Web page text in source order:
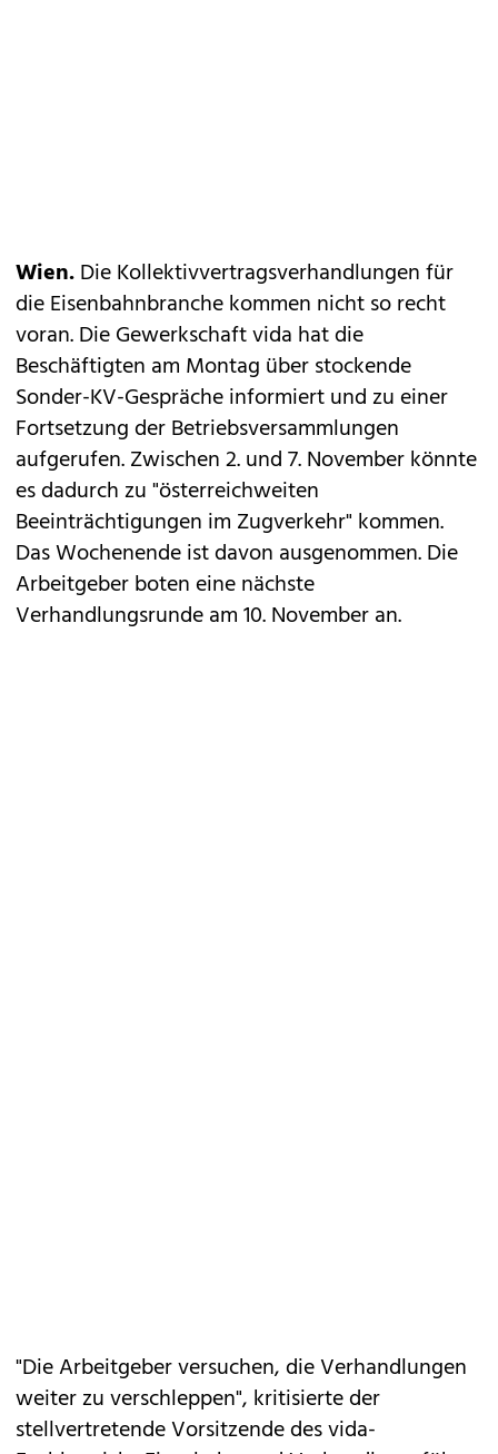
Wien.Die Kollektivvertragsverhandlungen für
die Eisenbahnbranche kommen nicht so recht
voran. Die Gewerkschaft vida hat die
Beschäftigten am Montag über stockende
Sonder-KV-Gespräche informiert und zu einer
Fortsetzung der Betriebsversammlungen
aufgerufen. Zwischen 2. und 7. November könnte
es dadurch zu "österreichweiten
Beeinträchtigungen im Zugverkehr" kommen.
Das Wochenende ist davon ausgenommen. Die
Arbeitgeber boten eine nächste
Verhandlungsrunde am 10. November an.
"Die Arbeitgeber versuchen, die Verhandlungen
weiter zu verschleppen", kritisierte der
stellvertretende Vorsitzende des vida-